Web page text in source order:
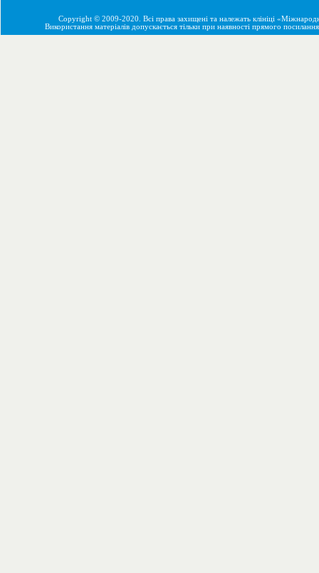
Copyright © 2009-2020. Всі права захищені та належать клініці
Використання матеріалів допускається тільки при наявності прямого